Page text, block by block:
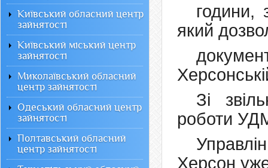
години,
який
Зі
роботи
Херсон
Київський обласний центр
зайнятості
Київський міський центр
зайнятості
Миколаївський обласний
центр зайнятості
Одеський обласний центр
зайнятості
Полтавський обласний
центр зайнятості